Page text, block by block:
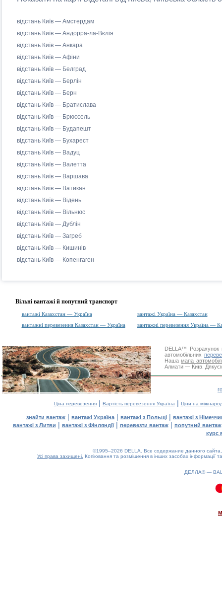
відстань Київ — Амстердам
відстань Київ — Андорра-ла-Вєлія
відстань Київ — Анкара
відстань Київ — Афіни
відстань Київ — Белград
відстань Київ — Берлін
відстань Київ — Берн
відстань Київ — Братислава
відстань Київ — Брюссель
відстань Київ — Будапешт
відстань Київ — Бухарест
відстань Київ — Вадуц
відстань Київ — Валетта
відстань Київ — Варшава
відстань Київ — Ватикан
відстань Київ — Відень
відстань Київ — Вільнюс
відстань Київ — Дублін
відстань Київ — Загреб
відстань Київ — Кишинів
відстань Київ — Копенгаген
Вільні вантажі й попутний транспорт
вантажі Казахстан — Україна
вантажі Україна — Казахстан
вантажні перевезення Казахстан — Україна
вантажні перевезення Україна —
DELLA™
Розрахунок
автомобільних
Нашамапа
Алмати — Київ.
Ціна перевезення| Вартість перевезення Україна | Ціни на
знайти вантаж | вантажі Україна | вантажі з Польщі | вантажі з
вантажі з Литви | вантажі з Фінляндії| перевезти вантаж| попутний вантаж
курс
©1995–2026 DELLA. Все содержание данного
Усі права захищені. Копіювання та розміщення в інших засобах інформації
ДЕЛЛА® —